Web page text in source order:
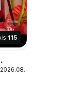
115